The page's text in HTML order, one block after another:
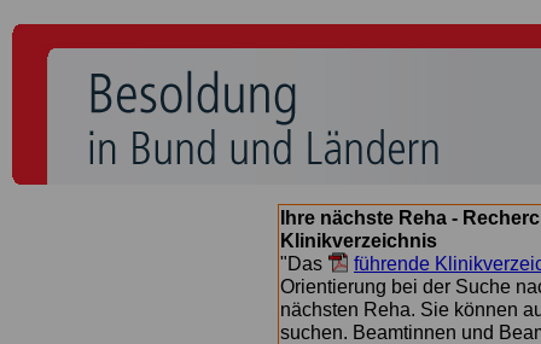
Ihre nächste Reha -
Klinikverzeichnis
"Das
führende
Orientierung bei der Suche
nächsten Reha. Sie können
suchen. Beamtinnen und